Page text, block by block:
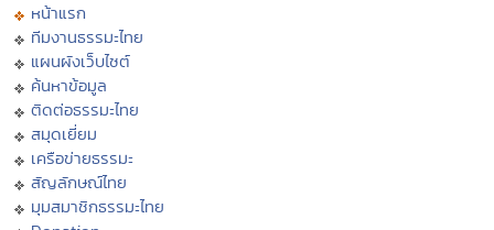
หน้าแรก
ทีมงานธรรมะไทย
แผนผังเว็บไซต์
ค้นหาข้อมูล
ติดต่อธรรมะไทย
สมุดเยี่ยม
เครือข่ายธรรมะ
สัญลักษณ์ไทย
มุมสมาชิกธรรมะไทย